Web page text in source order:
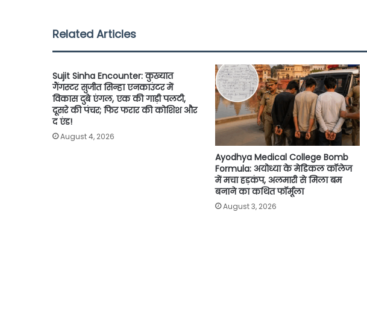
k
p
k
Related Articles
Sujit Sinha Encounter: कुख्यात
गैंगस्टर सुजीत सिन्हा एनकाउंटर में
विकास दुबे एंगल, एक की गाड़ी पलटी,
दूसरे की पंचर; फिर फरार की कोशिश और
द एंड!
August 4, 2026
Ayodhya Medical College Bomb
Formula: अयोध्या के मेडिकल कॉलेज
में मचा हड़कंप, अलमारी से मिला बम
बनाने का कथित फॉर्मूला
August 3, 2026